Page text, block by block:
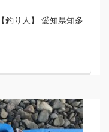
釣り人】 愛知県知多